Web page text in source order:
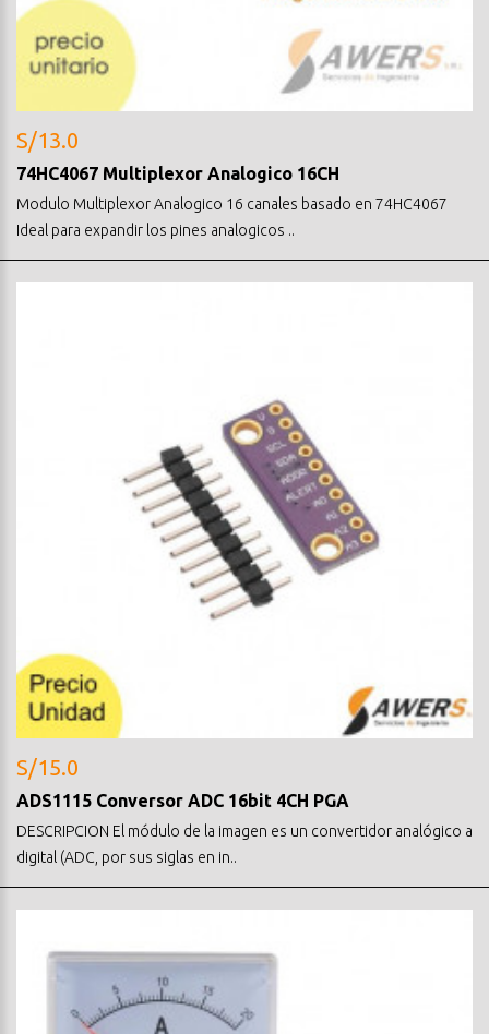
S/13.0
74HC4067 Multiplexor Analogico 16CH
Modulo Multiplexor Analogico 16 canales basado en 74HC4067
Ideal para expandir los pines analogicos ..
S/15.0
ADS1115 Conversor ADC 16bit 4CH PGA
DESCRIPCION El módulo de la imagen es un convertidor analógico a
digital (ADC, por sus siglas en in..